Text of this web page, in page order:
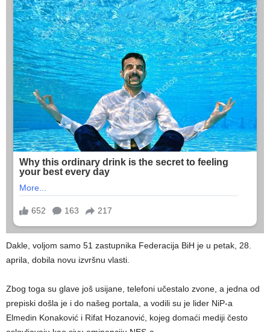
Dakle, voljom samo 51 zastupnika Federacija BiH je u petak, 28.
aprila, dobila novu izvršnu vlasti.
Zbog toga su glave još usijane, telefoni učestalo zvone, a jedna od
prepiski došla je i do našeg portala, a vodili su je lider NiP-a
Elmedin Konaković i Rifat Hozanović, kojeg domaći mediji često